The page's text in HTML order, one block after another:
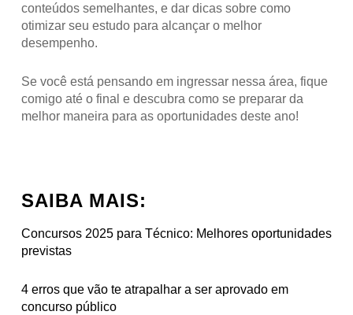
conteúdos semelhantes, e dar dicas sobre como
otimizar seu estudo para alcançar o melhor
desempenho.
Se você está pensando em ingressar nessa área, fique
comigo até o final e descubra como se preparar da
melhor maneira para as oportunidades deste ano!
SAIBA MAIS:
Concursos 2025 para Técnico: Melhores oportunidades
previstas
4 erros que vão te atrapalhar a ser aprovado em
concurso público